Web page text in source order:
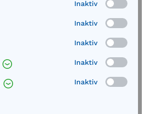
Inaktiv
Inaktiv
Inaktiv
Inaktiv
Inaktiv